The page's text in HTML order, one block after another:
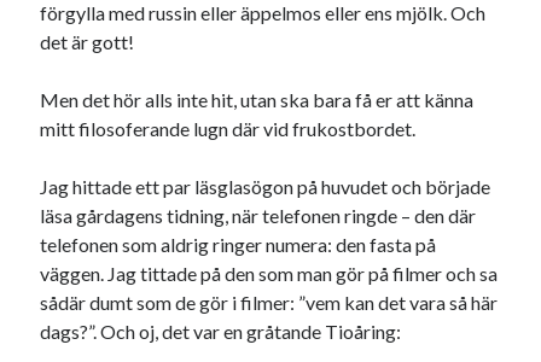
Kategorier
Etiketter
#blogg100 allmänbildning barn
barnen basket bil
förgylla med russin eller äppelmos eller ens mjölk. Och
det är gott!
Men det hör alls inte hit, utan ska bara få er att känna
mitt filosoferande lugn där vid frukostbordet.
Jag hittade ett par läsglasögon på huvudet och började
läsa gårdagens tidning, när telefonen ringde – den där
telefonen som aldrig ringer numera: den fasta på
väggen. Jag tittade på den som man gör på filmer och sa
sådär dumt som de gör i filmer: ”vem kan det vara så här
dags?”. Och oj, det var en gråtande Tioåring: